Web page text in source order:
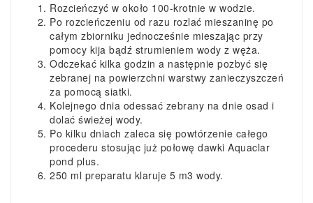
Rozcieńczyć w około 100-krotnie w wodzie.
Po rozcieńczeniu od razu rozlać mieszaninę po
całym zbiorniku jednocześnie mieszając przy
pomocy kija bądź strumieniem wody z węża.
Odczekać kilka godzin a następnie pozbyć się
zebranej na powierzchni warstwy zanieczyszczeń
za pomocą siatki.
Kolejnego dnia odessać zebrany na dnie osad i
dolać świeżej wody.
Po kilku dniach zaleca się powtórzenie całego
procederu stosując już połowę dawki Aquaclar
pond plus.
250 ml preparatu klaruje 5 m3 wody.